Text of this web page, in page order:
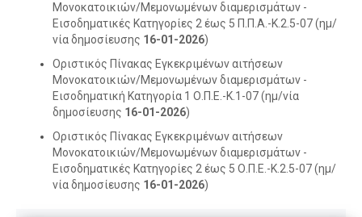
Μονοκατοικιών/Μεμονωμένων διαμερισμάτων -
Εισοδηματικές Κατηγορίες 2 έως 5 Π.Π.Α.-Κ.2.5-07 (ημ/
νία δημοσίευσης 16-01-2026)
Οριστικός Πίνακας Εγκεκριμένων αιτήσεων
Μονοκατοικιών/Μεμονωμένων διαμερισμάτων -
Εισοδηματική Κατηγορία 1 Ο.Π.Ε.-Κ.1-07 (ημ/νία
δημοσίευσης 16-01-2026)
Οριστικός Πίνακας Εγκεκριμένων αιτήσεων
Μονοκατοικιών/Μεμονωμένων διαμερισμάτων -
Εισοδηματικές Κατηγορίες 2 έως 5 Ο.Π.Ε.-Κ.2.5-07 (ημ/
νία δημοσίευσης 16-01-2026)